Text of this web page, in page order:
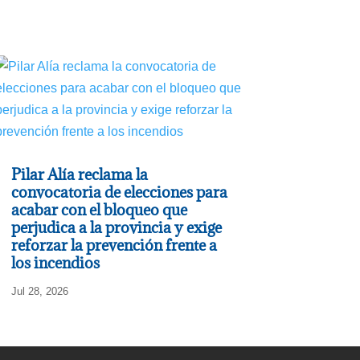
Pilar Alía reclama la
convocatoria de elecciones para
acabar con el bloqueo que
perjudica a la provincia y exige
reforzar la prevención frente a
los incendios
Jul 28, 2026